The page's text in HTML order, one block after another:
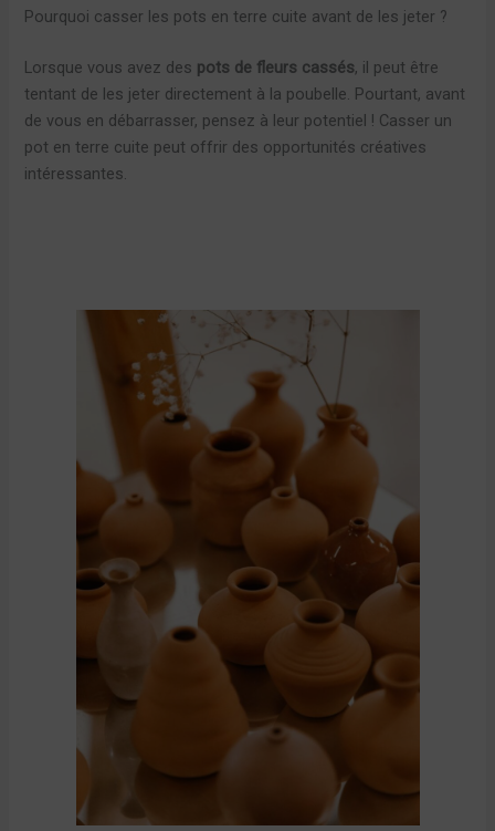
Pourquoi casser les pots en terre cuite avant de les jeter ?
Lorsque vous avez des pots de fleurs cassés, il peut être
tentant de les jeter directement à la poubelle. Pourtant, avant
de vous en débarrasser, pensez à leur potentiel ! Casser un
pot en terre cuite peut offrir des opportunités créatives
intéressantes.